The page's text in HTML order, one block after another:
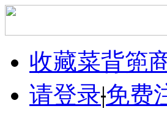
收藏菜背篼
请登录|免费